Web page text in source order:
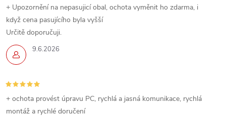
9.6.2026
+ Upozornění na nepasujicí obal, ochota vyměnit ho zdarma, i
když cena pasujícího byla vyšší
Určitě doporučuji.
+ ochota provést úpravu PC, rychlá a jasná komunikace, rychlá
montáž a rychlé doručení